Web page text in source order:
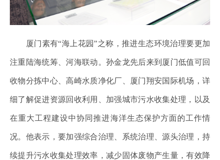
厦门素有“海上花园”之称，推进生态环境治理要更加
注重陆海统筹、河海联动。孙金龙先后来到厦门低值可回
收物分拣中心、高崎水质净化厂、厦门翔安国际机场，详
细了解促进资源回收利用、加强城市污水收集处理，以及
在重大工程建设中协同推进海洋生态保护方面的工作情
况。他表示，要加强综合治理、系统治理、源头治理，持
续提升污水收集处理效率，减少固体废物产生量，有效降